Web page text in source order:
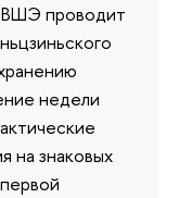
ВШЭ проводит
недели
на знаковых